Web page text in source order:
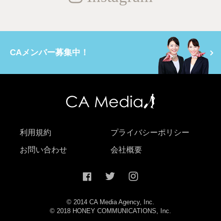
CAメンバー募集中！
利用規約 プライバシーポリシー
お問い合わせ 会社概要
© 2014 CA Media Agency, Inc.
© 2018 HONEY COMMUNICATIONS, Inc.